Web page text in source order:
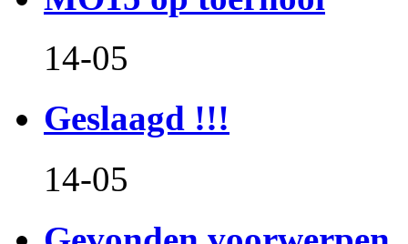
14-05
Geslaagd !!!
14-05